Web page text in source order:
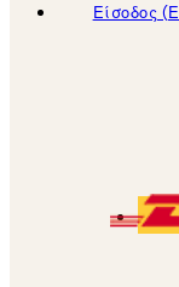
Είσοδος